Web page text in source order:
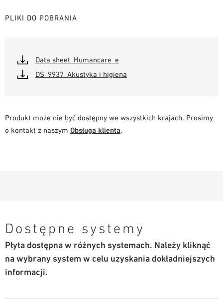
PLIKI DO POBRANIA
Data sheet_Humancare_e
DS_9937_Akustyka i higiena
Produkt może nie być dostępny we wszystkich krajach. Prosimy
o kontakt z naszym Obsługa klienta.
Dostępne systemy
Płyta dostępna w różnych systemach. Należy kliknąć
na wybrany system w celu uzyskania dokładniejszych
informacji.